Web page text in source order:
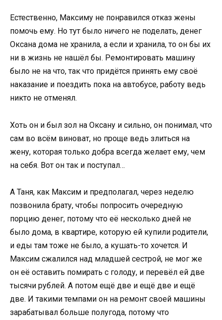
Естественно, Максиму не понравился отказ жены
помочь ему. Но тут было ничего не поделать, денег
Оксана дома не хранила, а если и хранила, то он бы их
ни в жизнь не нашёл бы. Ремонтировать машину
было не на что, так что придётся принять ему своё
наказание и поездить пока на автобусе, работу ведь
никто не отменял.
Хоть он и был зол на Оксану и сильно, он понимал, что
сам во всём виноват, но проще ведь злиться на
жену, которая только добра всегда желает ему, чем
на себя. Вот он так и поступал…
А Таня, как Максим и предполагал, через неделю
позвонила брату, чтобы попросить очередную
порцию денег, потому что её несколько дней не
было дома, в квартире, которую ей купили родители,
и еды там тоже не было, а кушать-то хочется. И
Максим сжалился над младшей сестрой, не мог же
он её оставить помирать с голоду, и перевёл ей две
тысячи рублей. А потом ещё две и ещё две и ещё
две. И такими темпами он на ремонт своей машины
зарабатывал больше полугода, потому что